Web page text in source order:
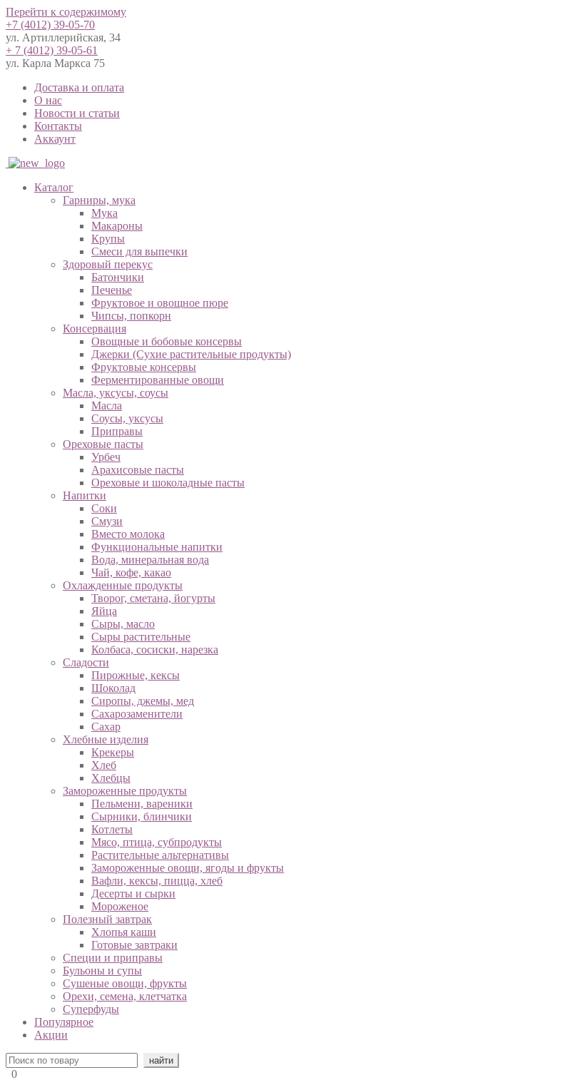
Перейти к содержимому
+7 (4012) 39-05-70
ул. Артиллерийская, 34
+ 7 (4012) 39-05-61
ул. Карла Маркса 75
Доставка и оплата
О нас
Новости и статьи
Контакты
Аккаунт
Каталог
Гарниры, мука
Мука
Макароны
Крупы
Смеси для выпечки
Здоровый перекус
Батончики
Печенье
Фруктовое и овощное пюре
Чипсы, попкорн
Консервация
Овощные и бобовые консервы
Джерки (Сухие растительные продукты)
Фруктовые консервы
Ферментированные овощи
Масла, уксусы, соусы
Масла
Соусы, уксусы
Приправы
Ореховые пасты
Урбеч
Арахисовые пасты
Ореховые и шоколадные пасты
Напитки
Соки
Смузи
Вместо молока
Функциональные напитки
Вода, минеральная вода
Чай, кофе, какао
Охлажденные продукты
Творог, сметана, йогурты
Яйца
Сыры, масло
Сыры растительные
Колбаса, сосиски, нарезка
Сладости
Пирожные, кексы
Шоколад
Сиропы, джемы, мед
Сахарозаменители
Сахар
Хлебные изделия
Крекеры
Хлеб
Хлебцы
Замороженные продукты
Пельмени, вареники
Сырники, блинчики
Котлеты
Мясо, птица, субпродукты
Растительные альтернативы
Замороженные овощи, ягоды и фрукты
Вафли, кексы, пицца, хлеб
Десерты и сырки
Мороженое
Полезный завтрак
Хлопья каши
Готовые завтраки
Специи и приправы
Бульоны и супы
Сушеные овощи, фрукты
Орехи, семена, клетчатка
Суперфуды
Популярное
Акции
0